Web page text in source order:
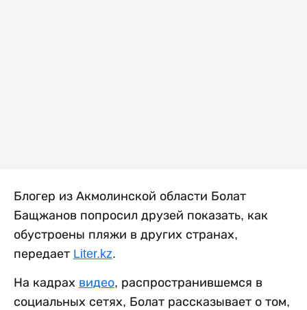
Блогер из Акмолинской области Болат
Бащжанов попросил друзей показать, как
обустроены пляжи в других странах,
передает Liter.kz.
На кадрах видео, распространившемся в
социальных сетях, Болат рассказывает о том,